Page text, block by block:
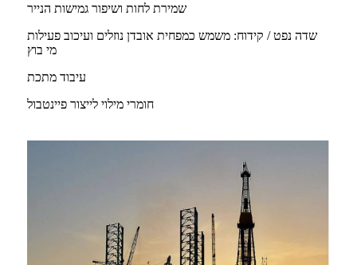
שמירת לחות ושיפור גמישות הנייר
שדה נפט / קידוח: משמש כמפחית אובדן נוזלים ועיכוב פעילות
מי בוץ
עיבוד מתכת
חומרי מילוי לייצור פיינטבול